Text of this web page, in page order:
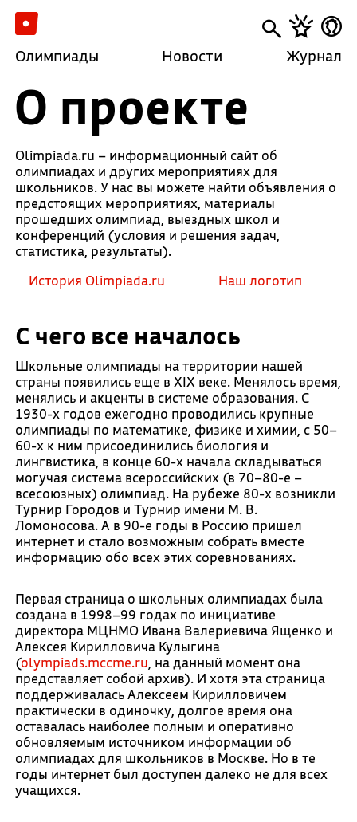
Олимпиады Новости Журнал
О проекте
Olimpiada.ru – информационный сайт об
олимпиадах и других мероприятиях для
школьников. У нас вы можете найти объявления о
предстоящих мероприятиях, материалы
прошедших олимпиад, выездных школ и
конференций (условия и решения задач,
статистика, результаты).
История Olimpiada.ru
Наш логотип
С чего все началось
Школьные олимпиады на территории нашей
страны появились еще в XIX веке. Менялось время,
менялись и акценты в системе образования. С
1930-х годов ежегодно проводились крупные
олимпиады по математике, физике и химии, с 50–
60-х к ним присоединились биология и
лингвистика, в конце 60-х начала складываться
могучая система всероссийских (в 70–80-е –
всесоюзных) олимпиад. На рубеже 80-х возникли
Турнир Городов и Турнир имени М. В.
Ломоносова. А в 90-е годы в Россию пришел
интернет и стало возможным собрать вместе
информацию обо всех этих соревнованиях.
Первая страница о школьных олимпиадах была
создана в 1998–99 годах по инициативе
директора МЦНМО Ивана Валериевича Ященко и
Алексея Кирилловича Кулыгина
(olympiads.mccme.ru , на данный момент она
представляет собой архив). И хотя эта страница
поддерживалась Алексеем Кирилловичем
практически в одиночку, долгое время она
оставалась наиболее полным и оперативно
обновляемым источником информации об
олимпиадах для школьников в Москве. Но в те
годы интернет был доступен далеко не для всех
учащихся.